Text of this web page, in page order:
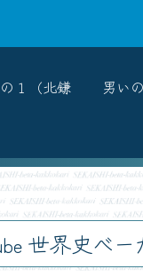
１（北鎌
男い
世界史べ